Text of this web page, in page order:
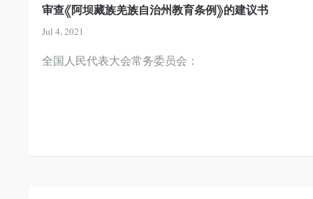
审查《阿坝藏族羌族自治州教育条例》的建议书
Jul 4, 2021
全国人民代表大会常务委员会：